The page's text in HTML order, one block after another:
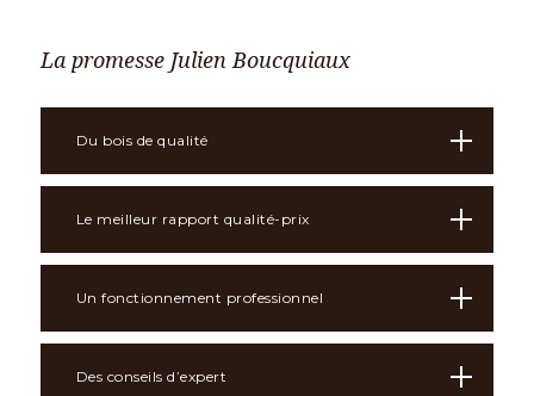
La promesse Julien Boucquiaux
Du bois de qualité
Le meilleur rapport qualité-prix
Un fonctionnement professionnel
Des conseils d’expert